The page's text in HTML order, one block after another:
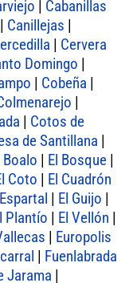
| Cabanillas
| Canillejas |
| Cervera
Domingo |
| Cobeña |
|
| Cotos de
de Santillana |
Boalo | El Bosque |
Coto | El Cuadrón
| El Guijo |
Plantío | El Vellón |
| Europolis
| Fuenlabrada
Jarama |